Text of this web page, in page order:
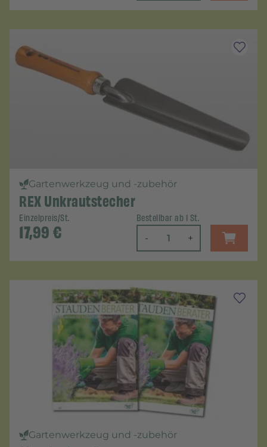
Gartenwerkzeug und -zubehör
REX Unkrautstecher
Einzelpreis/St.
17,99€
Bestellbar ab 1 St.
- +
Gartenwerkzeug und -zubehör